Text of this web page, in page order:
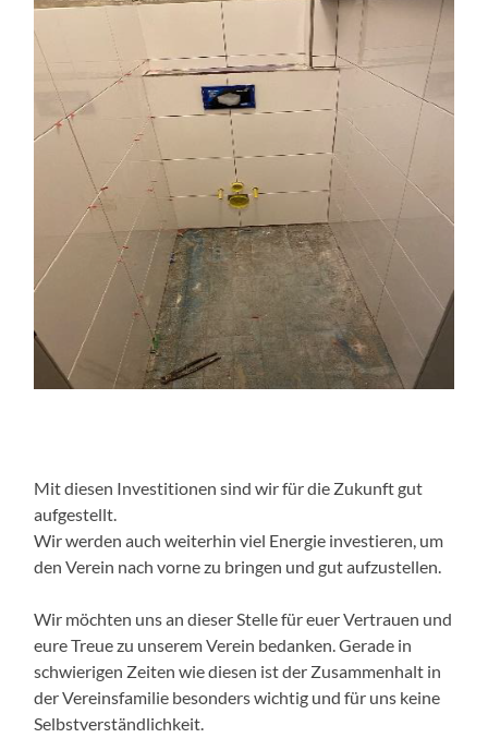
Mit diesen Investitionen sind wir für die Zukunft gut
aufgestellt.
Wir werden auch weiterhin viel Energie investieren, um
den Verein nach vorne zu bringen und gut aufzustellen.
Wir möchten uns an dieser Stelle für euer Vertrauen und
eure Treue zu unserem Verein bedanken. Gerade in
schwierigen Zeiten wie diesen ist der Zusammenhalt in
der Vereinsfamilie besonders wichtig und für uns keine
Selbstverständlichkeit.